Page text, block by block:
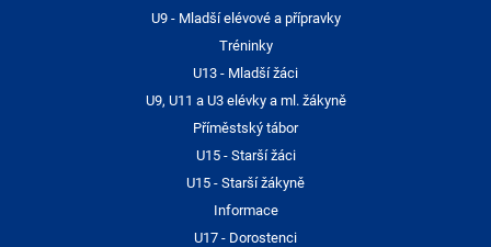
U9 - Mladší elévové a přípravky
Tréninky
U13 - Mladší žáci
U9, U11 a U3 elévky a ml. žákyně
Příměstský tábor
U15 - Starší žáci
U15 - Starší žákyně
Informace
U17 - Dorostenci